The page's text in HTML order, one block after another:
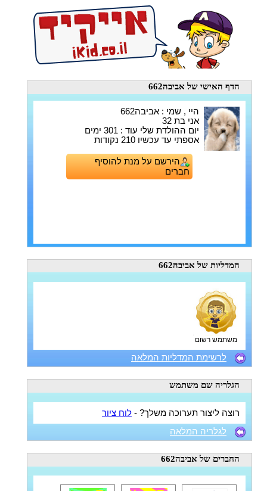
הדף האישי של אביבה662
היי , שמי : אביבה662
אני בת 32
יום ההולדת שלי עוד : 301 ימים
אספתי עד עכשיו 210 נקודות
הירשם על מנת להוסיף
חברים
המדליות של אביבה662
משתמש רשום
לרשימת המדליות המלאה
הגלריה שם משתמש
רוצה ליצור תערוכה משלך? - לוח ציור
לגלריה המלאה
החברים של אביבה662